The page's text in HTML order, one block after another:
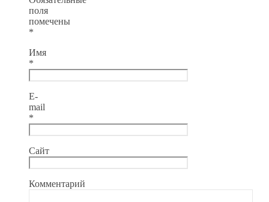
поля
помечены
*
Имя
*
E-
mail
*
Сайт
Комментарий